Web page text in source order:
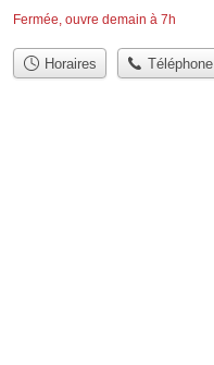
Fermée, ouvre demain à 7h
Horaires Téléphone